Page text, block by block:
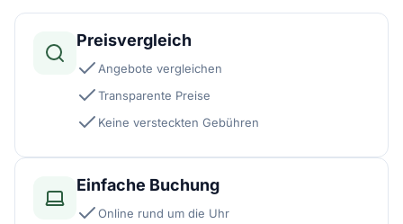
Preisvergleich
Angebote vergleichen
Transparente Preise
Keine versteckten Gebühren
Einfache Buchung
Online rund um die Uhr